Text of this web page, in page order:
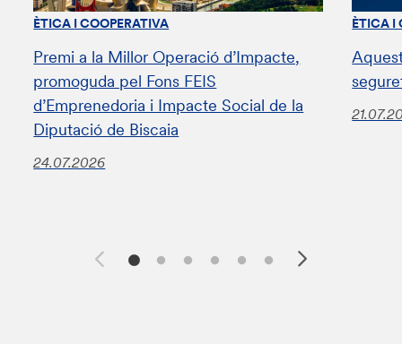
ÈTICA I COOPERATIVA
Premi a la Millor Operació d’Impacte,
promoguda pel Fons FEIS
d’Emprenedoria i Impacte Social de la
Diputació de Biscaia
24.07.2026
ÈTICA I